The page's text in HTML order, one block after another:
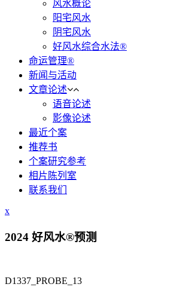
风水概论
阳宅风水
阴宅风水
好风水综合水法®
命运管理®
新闻与活动
文章论述
语音论述
影像论述
最近个案
推荐书
个案研究参考
相片陈列室
联系我们
x
2024 好风水®预测